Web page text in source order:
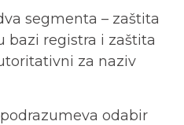
segmenta – zaštita
bazi registra i zaštita
za naziv
podrazumeva odabir